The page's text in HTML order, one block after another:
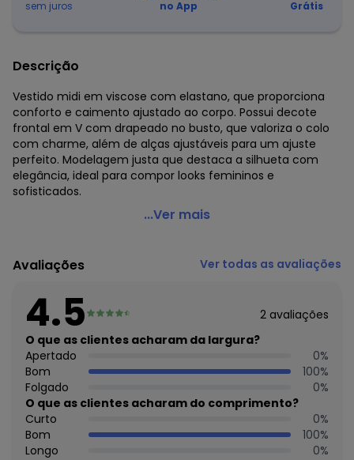
sem juros
no App
Grátis
Descrição
Vestido midi em viscose com elastano, que proporciona
conforto e caimento ajustado ao corpo. Possui decote
frontal em V com drapeado no busto, que valoriza o colo
com charme, além de alças ajustáveis para um ajuste
perfeito. Modelagem justa que destaca a silhueta com
elegância, ideal para compor looks femininos e
sofisticados.
Farm - Vestido Midi Coqueiro Tropical Bege
Modelagem: Slim
Comprimento da Manga: Curta
Comprimento: Midi
Forro: Não
Cinto: Não Acompanha
Decote Frente : V
Decote Costas: Redondo
Fornecedor: CIDADE MARAVILHOSA IND E COM DE ROUPAS /
CNPJ 96.116.690/0051-8
Feito: Brasil
Cuidados para conservação do produto: Não Alvejar Não
Secar Em Tambor Temperatura Máxima Da Base Do Ferro
...Ver mais
Avaliações Ver todas as avaliações
4.5 2 avaliações
O que as clientes acharam da largura?
Apertado
0%
Bom
100%
Folgado
0%
O que as clientes acharam do comprimento?
Curto
0%
Bom
100%
Longo
0%